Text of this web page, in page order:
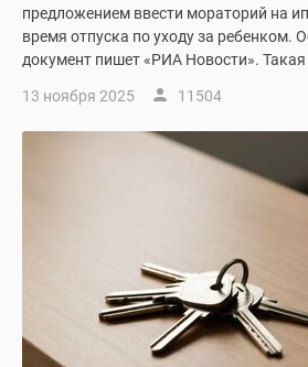
бизнес-
класса
Рассрочка
Траншевая
Готовые
предложением ввести мораторий на
время отпуска по уходу за ребенком.
документ пишет «РИА Новости».
13 ноября 2025 11504